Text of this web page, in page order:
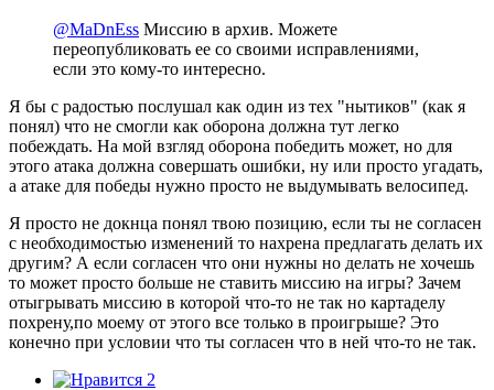
@MaDnEss Миссию в архив. Можете
переопубликовать ее со своими исправлениями,
если это кому-то интересно.
Я бы с радостью послушал как один из тех "нытиков" (как я
понял) что не смогли как оборона должна тут легко
побеждать. На мой взгляд оборона победить может, но для
этого атака должна совершать ошибки, ну или просто угадать,
а атаке для победы нужно просто не выдумывать велосипед.
Я просто не докнца понял твою позицию, если ты не согласен
с необходимостью изменений то нахрена предлагать делать их
другим? А если согласен что они нужны но делать не хочешь
то может просто больше не ставить миссию на игры? Зачем
отыгрывать миссию в которой что-то не так но картаделу
похрену,по моему от этого все только в проигрыше? Это
конечно при условии что ты согласен что в ней что-то не так.
2